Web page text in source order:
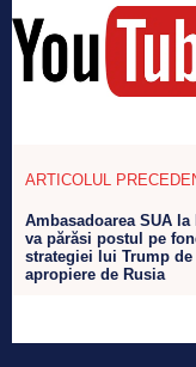
ARTICOLUL
Ambasadoarea SUA la
va părăsi postul pe
strategiei lui Trump de
apropiere de Rusia